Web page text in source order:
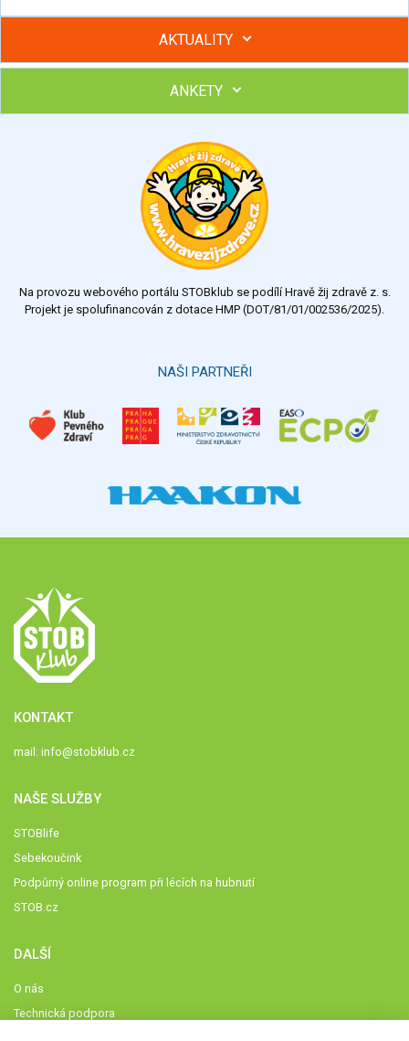
AKTUALITY
Hubněte s podporou lektorky a skupiny v kurzech STOBu
Chcete poradit s hubnutím? Najděte si odborníka STOBu ve
ANKETY
Výsledky Všechny ankety
Na provozu webového portálu STOBklub se podílí Hravě žij zdravě z. s.
Projekt je spolufinancován z dotace HMP (DOT/81/01/002536/2025).
NAŠI PARTNEŘI
KONTAKT
mail: info@stobklub.cz
NAŠE SLUŽBY
STOBlife
Sebekoučink
Podpůrný online program při lécích na hubnutí
STOB.cz
DALŠÍ
O nás
Technická podpora